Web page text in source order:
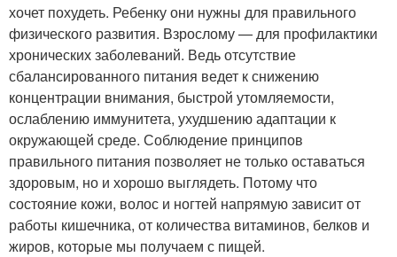
хочет похудеть. Ребенку они нужны для правильного
физического развития. Взрослому — для профилактики
хронических заболеваний. Ведь отсутствие
сбалансированного питания ведет к снижению
концентрации внимания, быстрой утомляемости,
ослаблению иммунитета, ухудшению адаптации к
окружающей среде. Соблюдение принципов
правильного питания позволяет не только оставаться
здоровым, но и хорошо выглядеть. Потому что
состояние кожи, волос и ногтей напрямую зависит от
работы кишечника, от количества витаминов, белков и
жиров, которые мы получаем с пищей.